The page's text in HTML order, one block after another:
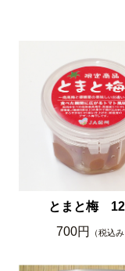
とまと梅
700円
（税込み